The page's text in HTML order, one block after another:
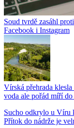
Soud tvrdě zasáhl
Facebook i Instagram
Vírská přehrada
voda ale pořád míří
Sucho odkrylo u Víru
Přítok do nádrže je